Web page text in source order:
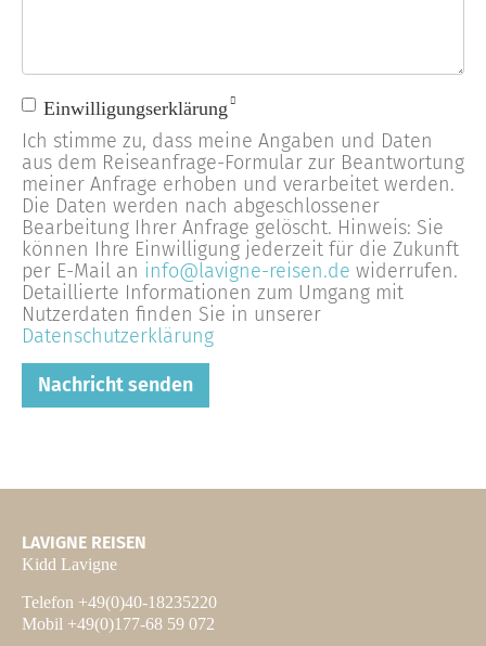
Einwilligungserklärung
Ich stimme zu, dass meine Angaben und Daten
aus dem Reiseanfrage-Formular zur Beantwortung
meiner Anfrage erhoben und verarbeitet werden.
Die Daten werden nach abgeschlossener
Bearbeitung Ihrer Anfrage gelöscht. Hinweis: Sie
können Ihre Einwilligung jederzeit für die Zukunft
per E-Mail an info@lavigne-reisen.de widerrufen.
Detaillierte Informationen zum Umgang mit
Nutzerdaten finden Sie in unserer
Datenschutzerklärung
Nachricht senden
LAVIGNE REISEN
Kidd Lavigne
Telefon +49(0)40-18235220
Mobil +49(0)177-68 59 072